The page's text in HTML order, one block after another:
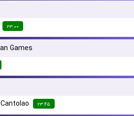
۲۳:۰۰
Games
۲۳:۴۵